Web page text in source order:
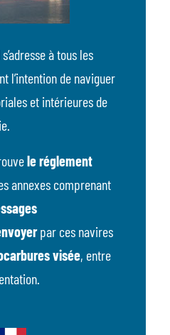
à tous les
l’intention de naviguer
et intérieures de
le réglement
annexes comprenant
par ces navires
visée, entre